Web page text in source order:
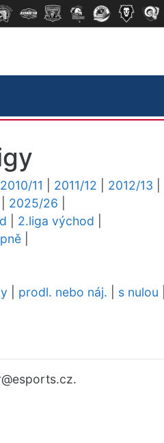
2010/11 2011/12 2012/13
2025/26
2.liga východ
prodl. nebo náj. s nulou
@esports.cz.